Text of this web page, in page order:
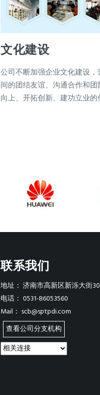
文化建设
公司不断加强企业文化建设
间的团结友谊、沟通合作和
向上、开拓创新、建功立业的
联系我们
地址： 济南市高新区新泺大街
电话： 0531-86053560
Mail： scb@sptpdi.com
查看公司分支机构